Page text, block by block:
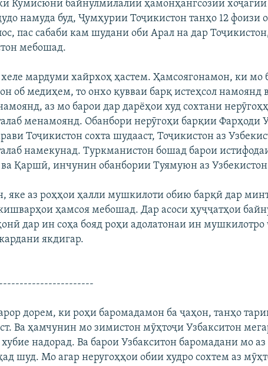
Кумисюни байнулмилалии ҳамонҳангсозии хоҷагии
намуда буд, Ҷумҳурии Тоҷикистон танҳо 12 фоизи
пас сабаби кам шудани оби Арал на дар
мебошад.
мардуми хайрхоҳ ҳастем. Ҳамсоягонамон, ки мо
об медиҳем, то онхо қувваи барқ истеҳсол намоянд
аз мо барои дар дарёҳои худ сохтани
менамоянд. Обанбори нерӯгоҳи барқии Фарҳоди
Тоҷикистон сохта шудааст, Тоҷикистон аз
намекунад. Туркманистон бошад барои
Қаршӣ, инчунин обанбории Туямуюн аз
яке аз роҳҳои ҳалли мушкилоти обию барқӣ дар
ҳамсоя мебошад. Дар асоси ҳуҷҷатҳои
дар ин соҳа бояд роҳи адолатонаи ин мушкилотро
якдигар.
дорем, ки роҳи баромадамон ба ҷаҳон, танҳо
Ва ҳамчунин мо зимистон мӯҳтоҷи Узбакситон
надорад. Ва барои Узбакситон баромадани мо
шуд. Мо агар неругоҳҳои обии худро сохтем аз